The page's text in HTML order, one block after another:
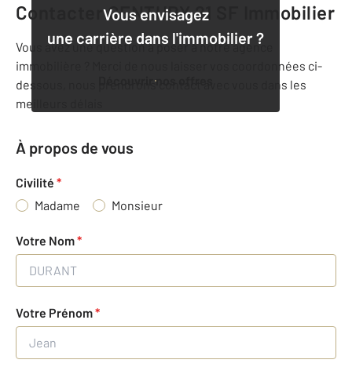
Vous envisagez
une carrière dans l'immobilier ?
Découvrir nos offres
Contacter CENTURY 21 SF Immobilier
Vous avez une question à poser à notre agence
immobilière ? Merci de nous laisser vos coordonnées ci-
dessous, nous prendrons contact avec vous dans les
meilleurs délais
À propos de vous
Civilité *
Madame
Monsieur
Votre Nom*
Votre Prénom*